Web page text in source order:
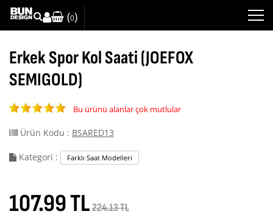
(0)
Erkek Spor Kol Saati (JOEFOX
SEMIGOLD)
Bu ürünü alanlar çok mutlular
Ürün Kodu : BSARED13
Kategori : Farklı Saat Modelleri
107.99 TL224.13 TL